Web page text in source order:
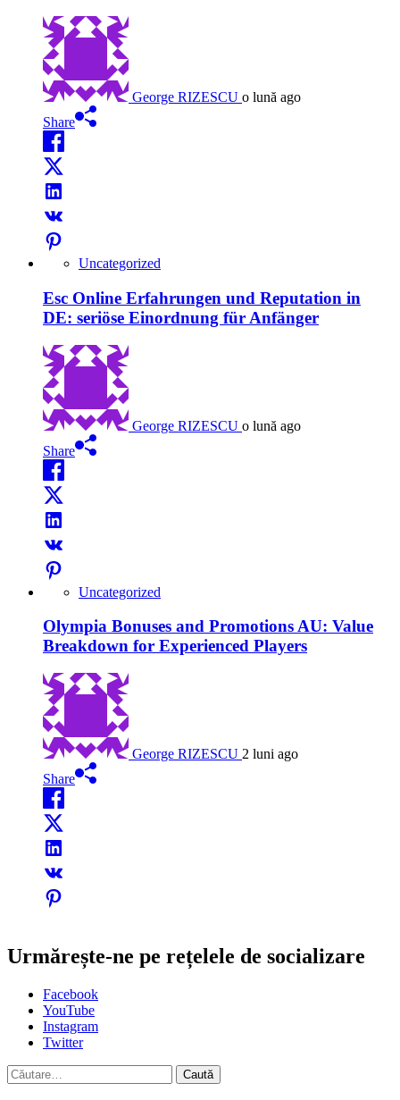
George RIZESCU o lună ago
Share
Uncategorized
Esc Online Erfahrungen und Reputation in
DE: seriöse Einordnung für Anfänger
George RIZESCU o lună ago
Share
Uncategorized
Olympia Bonuses and Promotions AU: Value
Breakdown for Experienced Players
George RIZESCU 2 luni ago
Share
Urmărește-ne pe rețelele de socializare
Facebook
YouTube
Instagram
Twitter
Caută
după: